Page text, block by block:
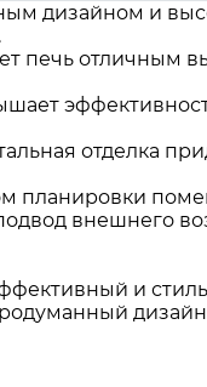
дизайном и
печь отличным
отделка
планировки
внешнего
и